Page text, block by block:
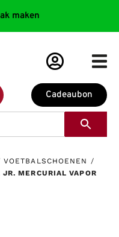
maken
Cadeaubon
VOETBALSCHOENEN /
JR. MERCURIAL VAPOR